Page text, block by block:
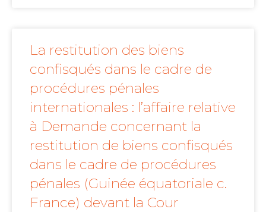
La restitution des biens
confisqués dans le cadre de
procédures pénales
internationales : l’affaire relative
à Demande concernant la
restitution de biens confisqués
dans le cadre de procédures
pénales (Guinée équatoriale c.
France) devant la Cour